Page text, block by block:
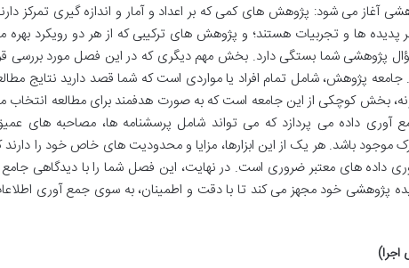
آغاز می شود: پژوهش های کمی که بر اعداد و آمار و اندازه گیری تمرکز
ها و تجربیات هستند؛ و پژوهش های ترکیبی که از هر دو رویکرد بهره
پژوهشی شما بستگی دارد. بخش مهم دیگری که در این فصل مورد بررسی
پژوهش، شامل تمام افراد یا مواردی است که شما قصد دارید نتایج
بخش کوچکی از این جامعه است که به صورت هدفمند برای مطالعه انتخاب
آوری داده می پردازد که می تواند شامل پرسشنامه ها، مصاحبه های
موجود باشد. هر یک از این ابزارها، مزایا و محدودیت های خاص خود را دارند
های معتبر ضروری است. در نهایت، این فصل شما را با دیدگاهی جامع
پژوهشی خود مجهز می کند تا با دقت و اطمینان، به سوی جمع آوری